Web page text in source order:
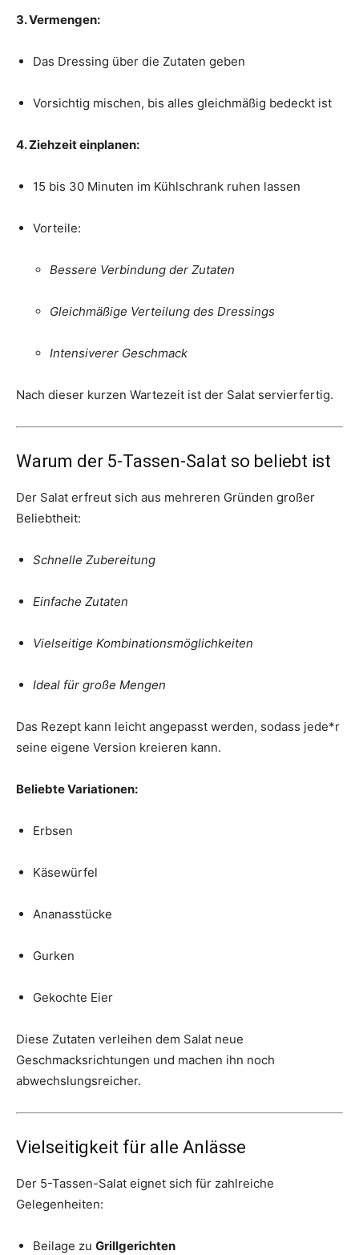
3. Vermengen:
Das Dressing über die Zutaten geben
Vorsichtig mischen, bis alles gleichmäßig bedeckt ist
4. Ziehzeit einplanen:
15 bis 30 Minuten im Kühlschrank ruhen lassen
Vorteile:
Bessere Verbindung der Zutaten
Gleichmäßige Verteilung des Dressings
Intensiverer Geschmack
Nach dieser kurzen Wartezeit ist der Salat servierfertig.
Warum der 5-Tassen-Salat so beliebt ist
Der Salat erfreut sich aus mehreren Gründen großer
Beliebtheit:
Schnelle Zubereitung
Einfache Zutaten
Vielseitige Kombinationsmöglichkeiten
Ideal für große Mengen
Das Rezept kann leicht angepasst werden, sodass jede*r
seine eigene Version kreieren kann.
Beliebte Variationen:
Erbsen
Käsewürfel
Ananasstücke
Gurken
Gekochte Eier
Diese Zutaten verleihen dem Salat neue
Geschmacksrichtungen und machen ihn noch
abwechslungsreicher.
Vielseitigkeit für alle Anlässe
Der 5-Tassen-Salat eignet sich für zahlreiche
Gelegenheiten:
Beilage zu Grillgerichten